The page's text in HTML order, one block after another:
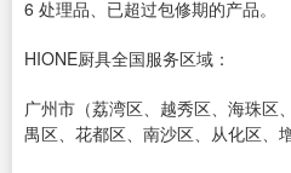
6 处理品、已超过包修期的产品。
HIONE厨具全国服务区域：
广州市（荔湾区、越秀区、海珠区
禺区、花都区、南沙区、从化区、